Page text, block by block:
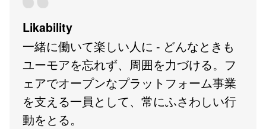
Likability
一緒に働いて楽しい人に - どんなときも
ユーモアを忘れず、周囲を力づける。フ
ェアでオープンなプラットフォーム事業
を支える一員として、常にふさわしい行
動をとる。